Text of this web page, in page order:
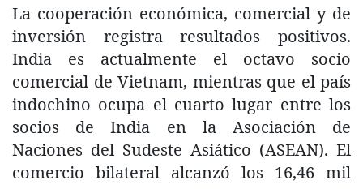
La cooperación económica, comercial y de
inversión registra resultados positivos.
India es actualmente el octavo socio
comercial de Vietnam, mientras que el país
indochino ocupa el cuarto lugar entre los
socios de India en la Asociación de
Naciones del Sudeste Asiático (ASEAN). El
comercio bilateral alcanzó los 16,46 mil